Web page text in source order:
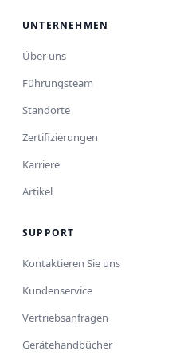
UNTERNEHMEN
Über uns
Führungsteam
Standorte
Zertifizierungen
Karriere
Artikel
SUPPORT
Kontaktieren Sie uns
Kundenservice
Vertriebsanfragen
Gerätehandbücher